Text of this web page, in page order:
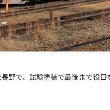
野で、試験塗装で最後まで役